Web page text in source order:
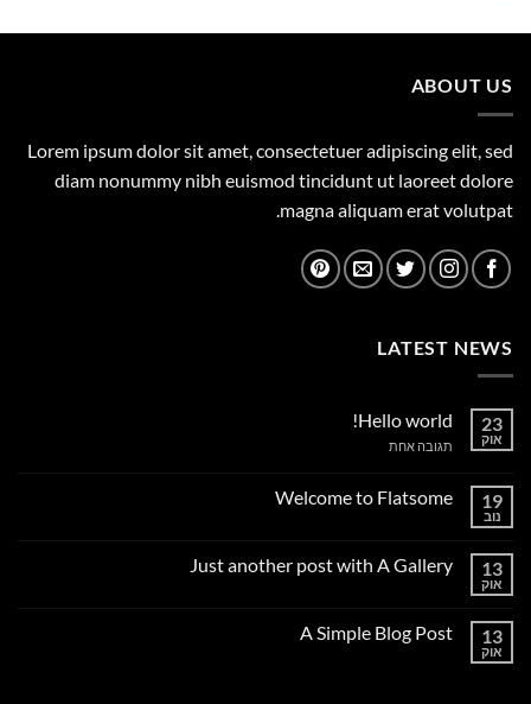
היה:
הוא:
ABOUT US
Lorem ipsum dolor sit amet, consectetuer adipiscing elit, sed
diam nonummy nibh euismod tincidunt ut laoreet dolore
magna aliquam erat volutpat.
LATEST NEWS
23
אוק
Hello world!
תגובה אחתעל
19
נוב
Welcome to Flatsome
Welcome
13
אוק
Just another post with A Gallery
Just
13
אוק
A Simple Blog Post